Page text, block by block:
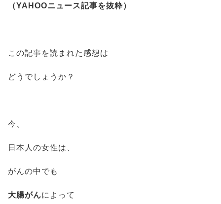
（YAHOOニュース記事を抜粋）
この記事を読まれた感想は
どうでしょうか？
今、
日本人の女性は、
がんの中でも
大腸がんによって